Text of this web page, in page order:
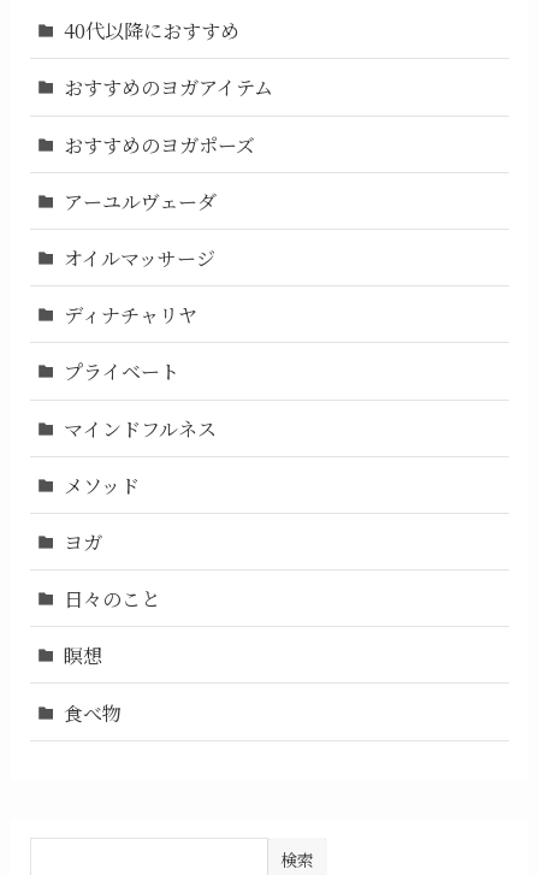
40代以降におすすめ
おすすめのヨガアイテム
おすすめのヨガポーズ
アーユルヴェーダ
オイルマッサージ
ディナチャリヤ
プライベート
マインドフルネス
メソッド
ヨガ
日々のこと
瞑想
食べ物
検索